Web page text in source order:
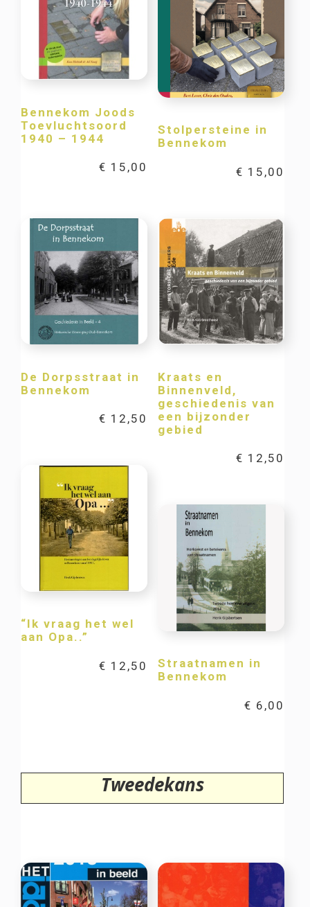
Bennekom Joods
Toevluchtsoord
1940 – 1944
€ 15,00
Stolpersteine in
Bennekom
€ 15,00
De Dorpsstraat in
Bennekom
€ 12,50
Kraats en
Binnenveld,
geschiedenis van
een bijzonder
gebied
€ 12,50
“Ik vraag het wel
aan Opa..”
€ 12,50
Straatnamen in
Bennekom
€ 6,00
Tweedekans